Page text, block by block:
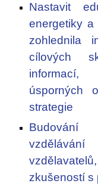
Nastavit
energetiky a
zohlednila
cílových
informací,
úsporných
strategie
vzdělávání
zkušeností s